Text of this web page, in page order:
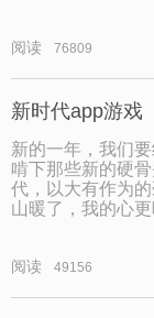
阅读 76809
新时代app游戏
新的一年，我们
啃下那些新的硬
代，以大有作为
山暖了，我的心更
阅读 49156